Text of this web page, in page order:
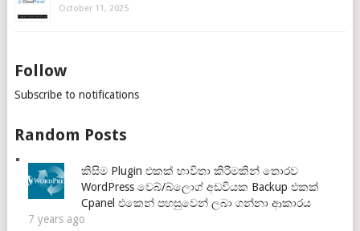
October 11, 2025
Follow
Subscribe to notifications
Random Posts
කිසිම Plugin එකක් භාවිතා කිරීමකින් තොරව
WordPress වෙබ්/බ්ලොග් අඩවියක Backup එකක්
Cpanel එකෙන් පහසුවෙන් ලබා ගන්නා ආකාරය
7 years ago